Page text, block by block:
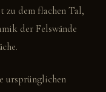
zu dem flachen Tal,
der Felswände
ursprünglichen